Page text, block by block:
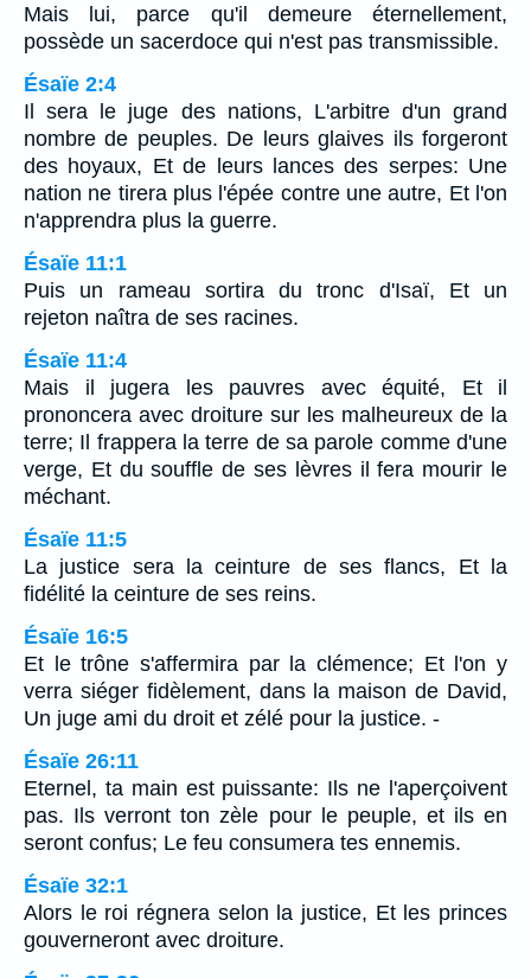
Mais lui, parce qu'il demeure éternellement,
possède un sacerdoce qui n'est pas transmissible.
Ésaïe 2:4
Il sera le juge des nations, L'arbitre d'un grand
nombre de peuples. De leurs glaives ils forgeront
des hoyaux, Et de leurs lances des serpes: Une
nation ne tirera plus l'épée contre une autre, Et l'on
n'apprendra plus la guerre.
Ésaïe 11:1
Puis un rameau sortira du tronc d'Isaï, Et un
rejeton naîtra de ses racines.
Ésaïe 11:4
Mais il jugera les pauvres avec équité, Et il
prononcera avec droiture sur les malheureux de la
terre; Il frappera la terre de sa parole comme d'une
verge, Et du souffle de ses lèvres il fera mourir le
méchant.
Ésaïe 11:5
La justice sera la ceinture de ses flancs, Et la
fidélité la ceinture de ses reins.
Ésaïe 16:5
Et le trône s'affermira par la clémence; Et l'on y
verra siéger fidèlement, dans la maison de David,
Un juge ami du droit et zélé pour la justice. -
Ésaïe 26:11
Eternel, ta main est puissante: Ils ne l'aperçoivent
pas. Ils verront ton zèle pour le peuple, et ils en
seront confus; Le feu consumera tes ennemis.
Ésaïe 32:1
Alors le roi régnera selon la justice, Et les princes
gouverneront avec droiture.